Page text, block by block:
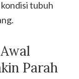
tubuh
Parah